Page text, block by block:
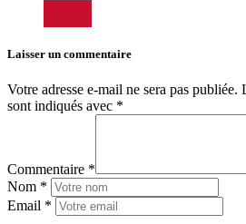
Laisser un commentaire
Votre adresse e-mail ne sera pas publiée.
sont indiqués avec *
Commentaire *
Nom *
Email *